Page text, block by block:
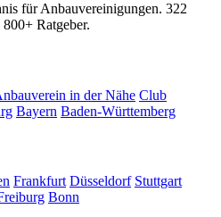
für Anbauvereinigungen. 322
Ratgeber.
in der Nähe Club
Bayern Baden-Württemberg
Frankfurt Düsseldorf Stuttgart
Bonn